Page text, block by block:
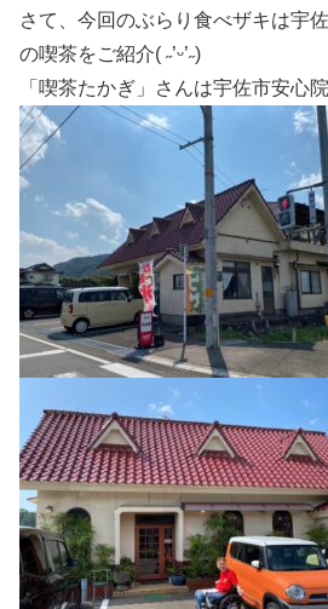
さて、今回のぶらり食べザキは宇
の喫茶をご紹介( ˶’ᵕ’˶)
「喫茶たかぎ」さんは宇佐市安心